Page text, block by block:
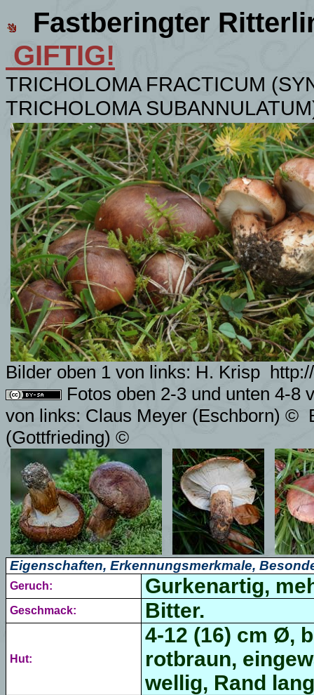
Fastberingter
GIFTIG!
TRICHOLOMA FRACTICUM
TRICHOLOMA
Bilder oben 1 von links: H. Krisp
Fotos oben 2-3 und unten 4-8
von links: Claus Meyer (Eschborn) ©
(Gottfrieding) ©
Eigenschaften, Erkennungsmerkmale,
Geruch: Gurkenartig,
Geschmack: Bitter.
Hut:
4-12 (16) cm Ø,
rotbraun,
wellig, Rand